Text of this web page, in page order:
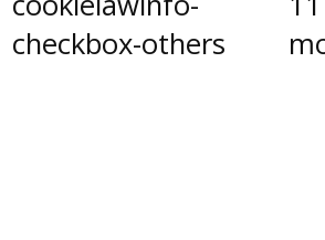
checkbox-others